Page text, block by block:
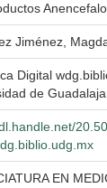
Jiménez,
Digital
de
EN